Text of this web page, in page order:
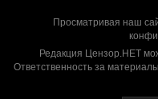
Просматривая наш
Редакция Цензор.НЕТ
Ответственность за